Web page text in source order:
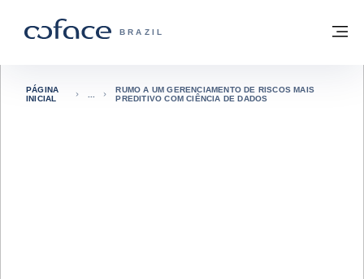
COFACE FOR TRADE - SITE DO GRUPO
BRAZIL
Voltar à página inicial
PÁGINA
INICIAL
RUMO A UM GERENCIAMENTO DE RISCOS MAIS
PREDITIVO COM CIÊNCIA DE DADOS